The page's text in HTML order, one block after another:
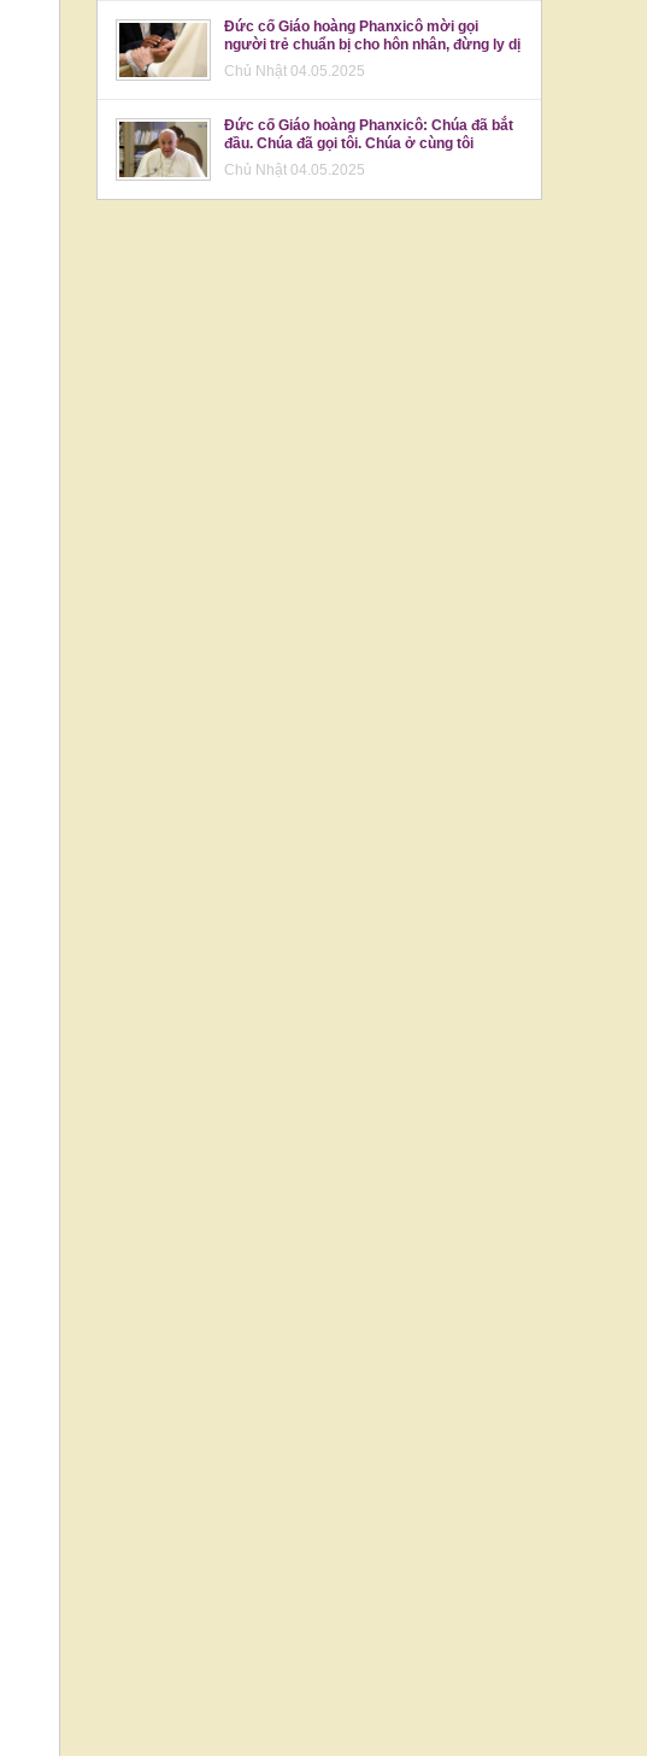
Đức cố Giáo hoàng Phanxicô mời gọi
người trẻ chuẩn bị cho hôn nhân, đừng ly dị
Chủ Nhật 04.05.2025
Đức cố Giáo hoàng Phanxicô: Chúa đã bắt
đầu. Chúa đã gọi tôi. Chúa ở cùng tôi
Chủ Nhật 04.05.2025